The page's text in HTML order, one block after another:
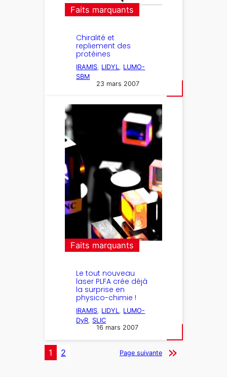
Faits marquants
Chiralité et
repliement des
protéines
IRAMIS, LIDYL, LUMO-
SBM
23 mars 2007
Faits marquants
Le tout nouveau
laser PLFA crée déjà
la surprise en
physico-chimie !
IRAMIS, LIDYL, LUMO-
DyR, SLIC
16 mars 2007
1 2 Page suivante